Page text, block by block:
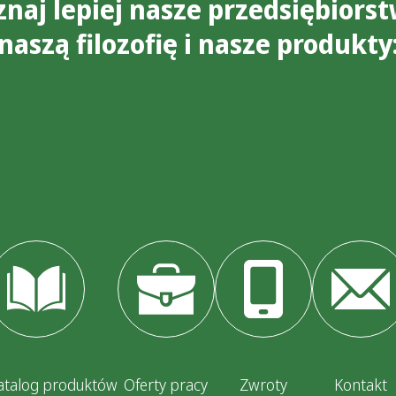
lepiej nasze
filozofię i nasze
produktów Oferty pracy Zwroty Kontakt